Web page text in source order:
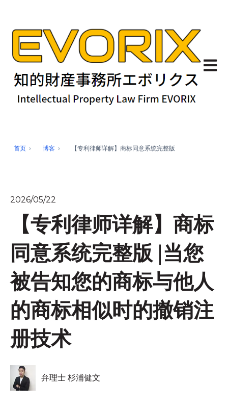
Open
首页 博客 【专利律师详解】商标同意系统完整版
2026/05/22
【专利律师详解】商标
同意系统完整版 |当您
被告知您的商标与他人
的商标相似时的撤销注
册技术
弁理士 杉浦健文